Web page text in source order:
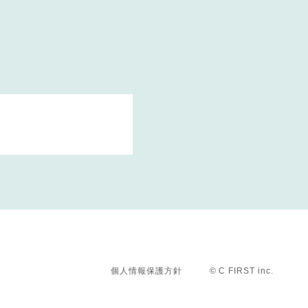
個人情報保護方針 © C FIRST inc.